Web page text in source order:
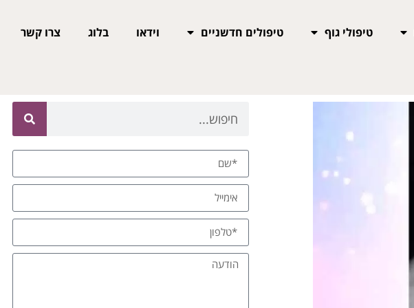
טיפולי גוף טיפולים חדשניים וידאו בלוג צרו קשר